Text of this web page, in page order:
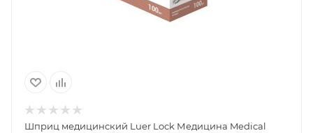
Шприц медицинский Luer Lock Медицина Medical